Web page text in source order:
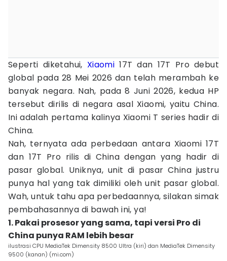
Seperti diketahui, Xiaomi 17T dan 17T Pro debut
global pada 28 Mei 2026 dan telah merambah ke
banyak negara. Nah, pada 8 Juni 2026, kedua HP
tersebut dirilis di negara asal Xiaomi, yaitu China.
Ini adalah pertama kalinya Xiaomi T series hadir di
China.
Nah, ternyata ada perbedaan antara Xiaomi 17T
dan 17T Pro rilis di China dengan yang hadir di
pasar global. Uniknya, unit di pasar China justru
punya hal yang tak dimiliki oleh unit pasar global.
Wah, untuk tahu apa perbedaannya, silakan simak
pembahasannya di bawah ini, ya!
1. Pakai prosesor yang sama, tapi versi Pro di
China punya RAM lebih besar
ilustrasi CPU MediaTek Dimensity 8500 Ultra (kiri) dan MediaTek Dimensity
9500 (kanan) (mi.com)